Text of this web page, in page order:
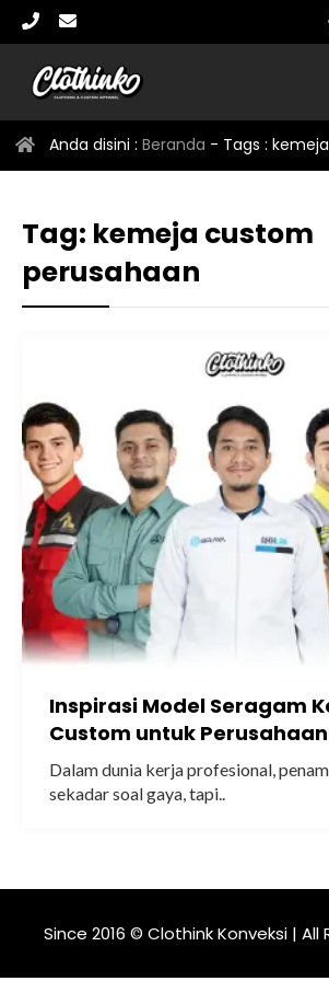
Anda disini : Beranda - Tags : kemeja
Tag: kemeja custom
perusahaan
Inspirasi Model Seragam
Custom untuk Perusahaan
Dalam dunia kerja profesional,
sekadar soal gaya, tapi..
Since 2016 © Clothink Konveksi | All